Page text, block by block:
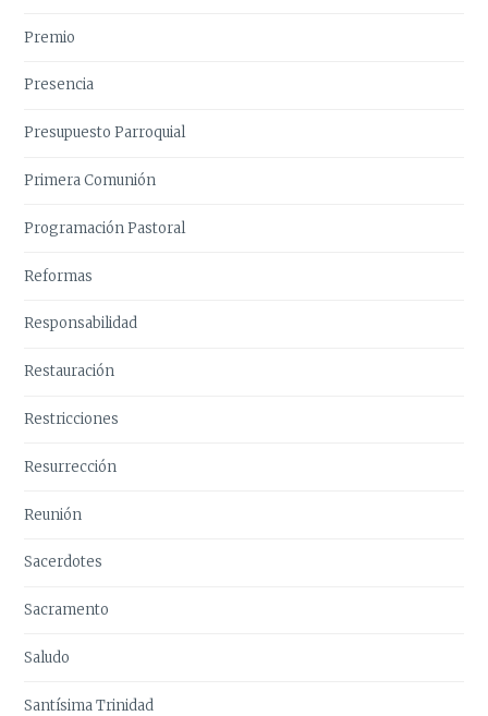
Premio
Presencia
Presupuesto Parroquial
Primera Comunión
Programación Pastoral
Reformas
Responsabilidad
Restauración
Restricciones
Resurrección
Reunión
Sacerdotes
Sacramento
Saludo
Santísima Trinidad